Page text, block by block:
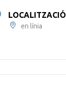
LOCALITZACIÓ
en línia